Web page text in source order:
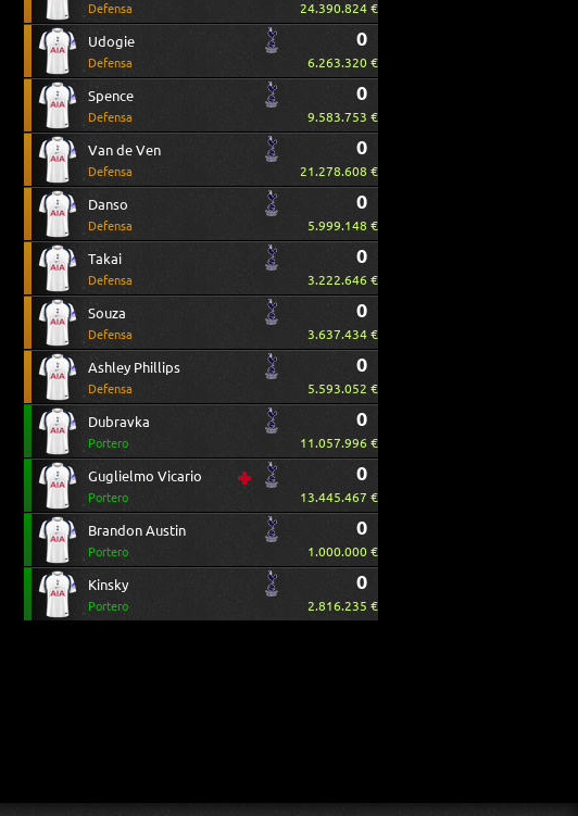
Defensa 24.390.824 €
Udogie
Defensa
0
6.263.320 €
Spence
Defensa
0
9.583.753 €
Van de Ven
Defensa
0
21.278.608 €
Danso
Defensa
0
5.999.148 €
Takai
Defensa
0
3.222.646 €
Souza
Defensa
0
3.637.434 €
Ashley Phillips
Defensa
0
5.593.052 €
Dubravka
Portero
0
11.057.996 €
Guglielmo Vicario
Portero
0
13.445.467 €
Brandon Austin
Portero
0
1.000.000 €
Kinsky
Portero
0
2.816.235 €